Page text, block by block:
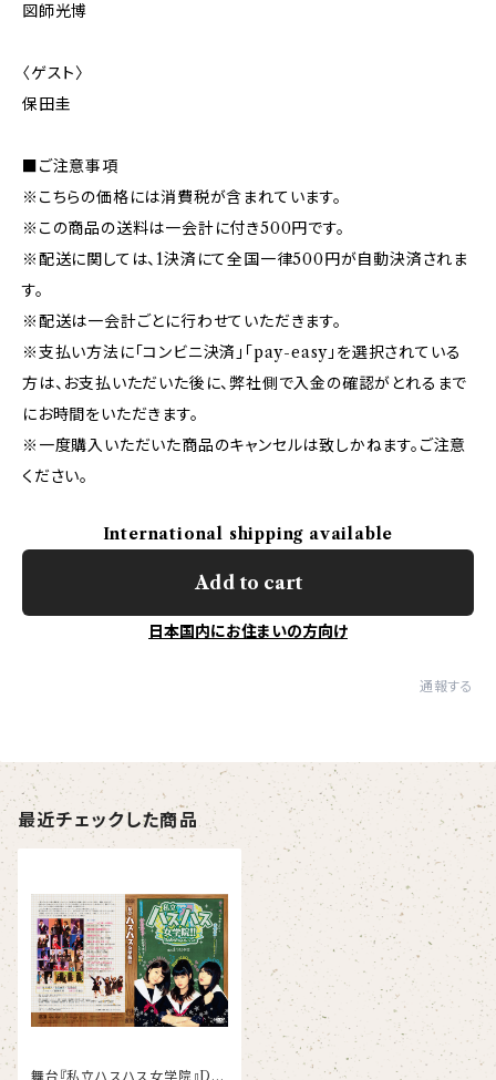
図師光博
〈ゲスト〉
保田圭
■ご注意事項
※こちらの価格には消費税が含まれています。
※この商品の送料は一会計に付き500円です。
※配送に関しては、1決済にて全国一律500円が自動決済されま
す。
※配送は一会計ごとに行わせていただきます。
※支払い方法に「コンビニ決済」「pay-easy」を選択されている
方は、お支払いただいた後に、弊社側で入金の確認がとれるまで
にお時間をいただきます。
※一度購入いただいた商品のキャンセルは致しかねます。ご注意
ください。
International shipping available
Add to cart
日本国内にお住まいの方向け
通報する
最近チェックした商品
舞台『私立ハスハス女学院』DV